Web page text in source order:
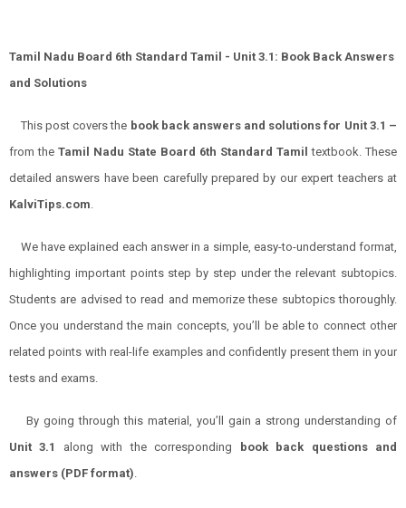
Tamil Nadu Board 6th Standard Tamil - Unit 3.1: Book Back Answers
and Solutions
This post covers the book back answers and solutions for Unit 3.1 –
from the Tamil Nadu State Board 6th Standard Tamil textbook. These
detailed answers have been carefully prepared by our expert teachers at
KalviTips.com.
We have explained each answer in a simple, easy-to-understand format,
highlighting important points step by step under the relevant subtopics.
Students are advised to read and memorize these subtopics thoroughly.
Once you understand the main concepts, you’ll be able to connect other
related points with real-life examples and confidently present them in your
tests and exams.
By going through this material, you’ll gain a strong understanding of
Unit 3.1 along with the corresponding
book back questions and
answers (PDF format).